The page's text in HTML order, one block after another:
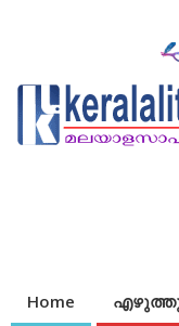
Home